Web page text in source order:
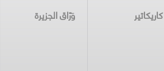
كاريكاتير
وَرّاق الجزيرة